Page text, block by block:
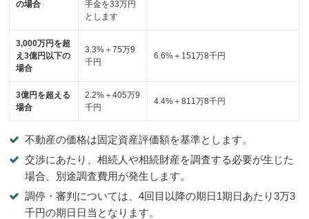
の場合
手金を33万円
とします
3,000万円を超
え3億円以下の
場合
3.3%＋75万9
千円
6.6%＋151万8千円
3億円を超える
場合
2.2%＋405万9
千円
4.4%＋811万8千円
不動産の価格は固定資産評価額を基準とします。
交渉にあたり、相続人や相続財産を調査する必要が生じた
場合、別途調査費用が発生します。
調停・審判については、4回目以降の期日1期日あたり3万3
千円の期日日当となります。